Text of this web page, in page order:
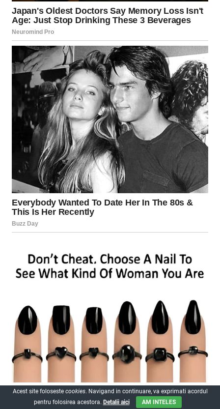
Acest site foloseste cookies. Navigand in continuare, va exprimati acordul
pentru folosirea acestora. Detalii aici AM INTELES